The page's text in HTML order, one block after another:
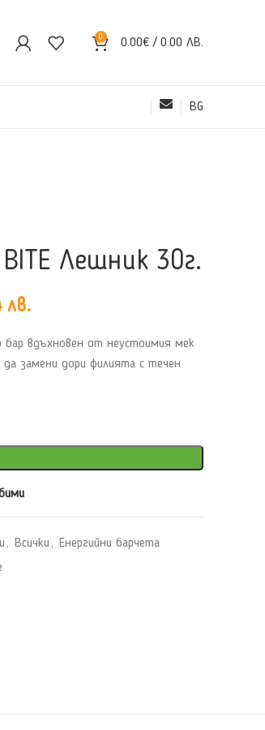
0 0.00€ / 0.00 ЛВ.
BG
Лешник 30г.
бар вдъхновен от неустоимия мек
да замени дори филията с течен
, Всички ,
Енергийни барчета